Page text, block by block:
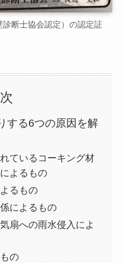
断士協会認定）の認定証
する6つの原因を解
ているコーキング材
よるもの
るもの
によるもの
扇への雨水侵入によ
の